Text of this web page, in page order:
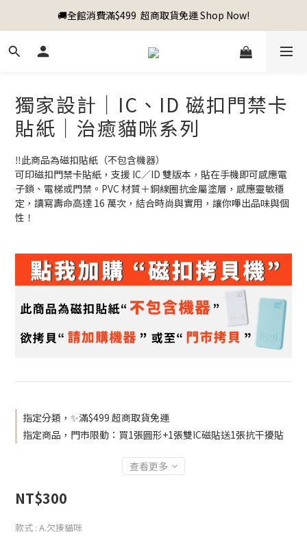
🚚全館消費滿$499  超商取貨免運 Shop Now!
獨家設計｜IC、ID 磁扣門禁卡
貼紙｜治癒貓咪系列
‼️此商品為磁扣貼紙（不包含機器）
可印磁扣門禁卡貼紙，支援 IC／ID 雙版本，貼在手機即可感應電
子鎖、電梯或門禁。PVC 材質＋銅線圈抗金屬塗層，感應靈敏穩
定，讀寫壽命高達 16 萬次，結合時尚與實用，讓你嗶出品味與個
性！
指定分類，✨滿$499 超商取貨免運
指定商品，門市限動：買1張圓形+1張雙IC磁貼送1張抗干擾貼
查看更多
NT$300
款式 : A.欠揍貓咪